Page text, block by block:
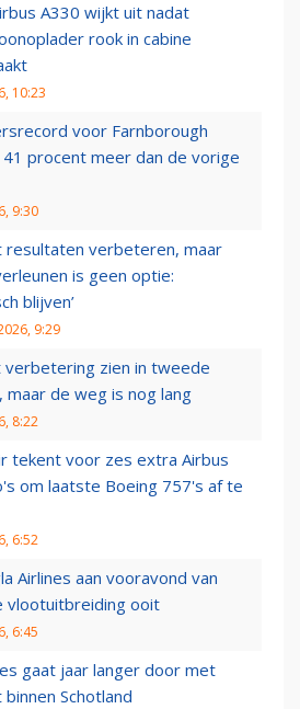
A330 wijkt uit nadat
rook in cabine
10:23
voor Farnborough
41 procent meer dan de vorige
9:30
resultaten verbeteren, maar
is geen optie:
blijven’
9:29
verbetering zien in tweede
maar de weg is nog lang
8:22
tekent voor zes extra Airbus
om laatste Boeing 757's af te
6:52
Airlines aan vooravond van
vlootuitbreiding ooit
6:45
gaat jaar langer door met
Schotland